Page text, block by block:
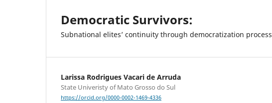
Democratic Survivors:
Subnational elites’ continuity through democratization process
Larissa Rodrigues Vacari de Arruda
State Univeristy of Mato Grosso do Sul
https://orcid.org/0000-0002-1469-4336